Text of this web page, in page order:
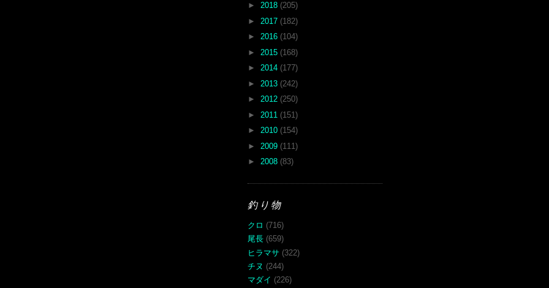
► 2018 (205)
► 2017 (182)
► 2016 (104)
► 2015 (168)
► 2014 (177)
► 2013 (242)
► 2012 (250)
► 2011 (151)
► 2010 (154)
► 2009 (111)
► 2008 (83)
釣り物
クロ (716)
尾長 (659)
ヒラマサ (322)
チヌ (244)
マダイ (226)